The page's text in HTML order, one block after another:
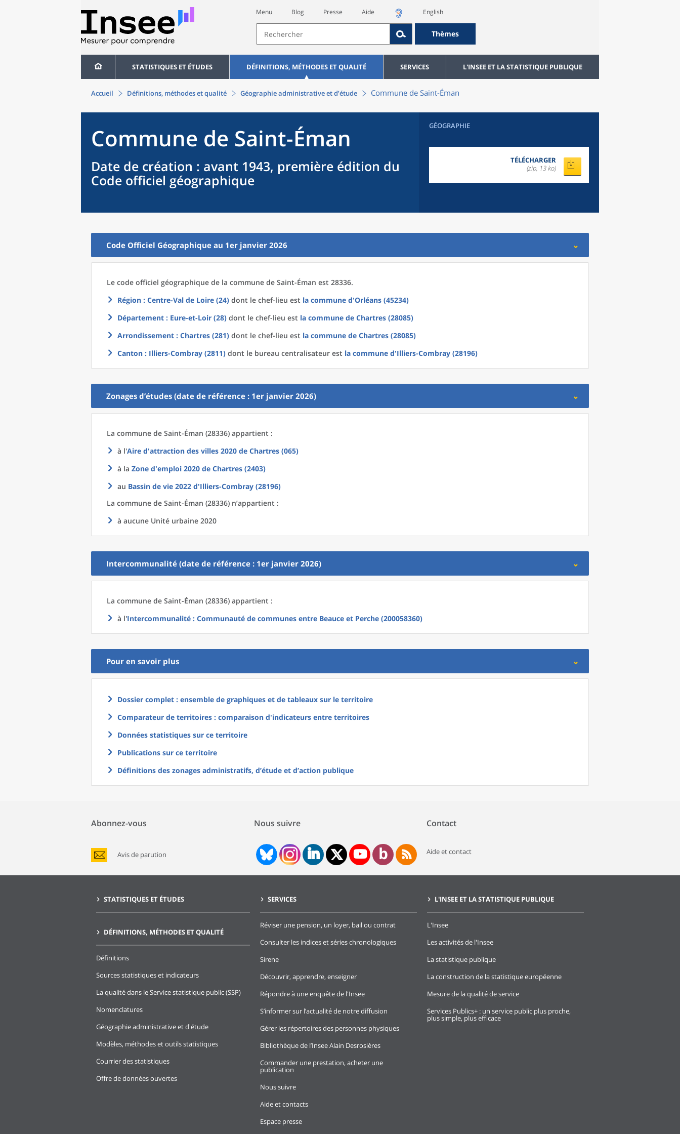
Menu Blog Presse Aide English
Thèmes
STATISTIQUES ET ÉTUDES DÉFINITIONS, MÉTHODES ET QUALITÉ SERVICES L'INSEE ET LA STATISTIQUE PUBLIQUE
Accueil Définitions, méthodes et qualité Géographie administrative et d’étude Commune de Saint-Éman
Commune de Saint-Éman
Date de création : avant 1943, première édition du
Code officiel géographique
GÉOGRAPHIE
TÉLÉCHARGER
(zip, 13 ko)
Code Officiel Géographique au 1er janvier 2026
Le code officiel géographique de la commune de Saint-Éman est 28336.
Région : Centre-Val de Loire (24) dont le chef-lieu est la commune d'Orléans (45234)
Département : Eure-et-Loir (28) dont le chef-lieu est la commune de Chartres (28085)
Arrondissement : Chartres (281) dont le chef-lieu est la commune de Chartres (28085)
Canton : Illiers-Combray (2811) dont le bureau centralisateur est la commune d'Illiers-Combray (28196)
Zonages d’études (date de référence : 1er janvier 2026)
La commune de Saint-Éman (28336) appartient :
à l'Aire d'attraction des villes 2020 de Chartres (065)
à la Zone d'emploi 2020 de Chartres (2403)
au Bassin de vie 2022 d'Illiers-Combray (28196)
La commune de Saint-Éman (28336) n’appartient :
à aucune Unité urbaine 2020
Intercommunalité (date de référence : 1er janvier 2026)
La commune de Saint-Éman (28336) appartient :
à l'Intercommunalité : Communauté de communes entre Beauce et Perche (200058360)
Pour en savoir plus
Dossier complet : ensemble de graphiques et de tableaux sur le territoire
Comparateur de territoires : comparaison d'indicateurs entre territoires
Données statistiques sur ce territoire
Publications sur ce territoire
Définitions des zonages administratifs, d’étude et d’action publique
Abonnez-vous
Avis de parution
Nous suivre Contact
Aide et contact
STATISTIQUES ET ÉTUDES
DÉFINITIONS, MÉTHODES ET QUALITÉ
Définitions
Sources statistiques et indicateurs
La qualité dans le Service statistique public (SSP)
Nomenclatures
Géographie administrative et d'étude
Modèles, méthodes et outils statistiques
Courrier des statistiques
Offre de données ouvertes
SERVICES
Réviser une pension, un loyer, bail ou contrat
Consulter les indices et séries chronologiques
Sirene
Découvrir, apprendre, enseigner
Répondre à une enquête de l'Insee
S’informer sur l’actualité de notre diffusion
Gérer les répertoires des personnes physiques
Bibliothèque de l’Insee Alain Desrosières
Commander une prestation, acheter une
publication
Nous suivre
Aide et contacts
Espace presse
L'INSEE ET LA STATISTIQUE PUBLIQUE
L'Insee
Les activités de l'Insee
La statistique publique
La construction de la statistique européenne
Mesure de la qualité de service
Services Publics+ : un service public plus proche,
plus simple, plus efficace